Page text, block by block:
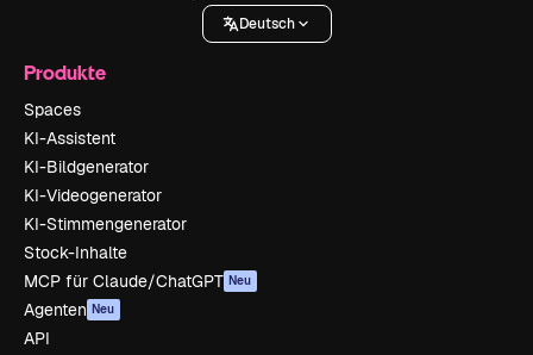
Deutsch
Produkte
Spaces
KI-Assistent
KI-Bildgenerator
KI-Videogenerator
KI-Stimmengenerator
Stock-Inhalte
MCP für Claude/ChatGPT Neu
Agenten Neu
API